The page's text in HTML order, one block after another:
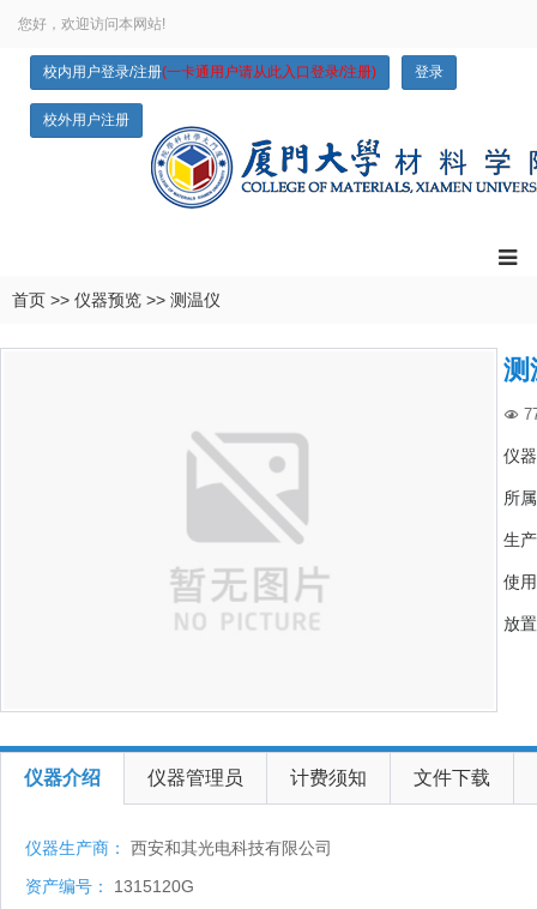
您好，欢迎访问本网站!
校内用户登录/注册(一卡通用户请从此入口登录/注册) 登录
校外用户注册
首页 >> 仪器预览 >> 测温仪
测

仪
所
生
使
放
仪器介绍 仪器管理员 计费须知 文件下载
仪器生产商：
西安和其光电科技有限公司
资产编号：
1315120G